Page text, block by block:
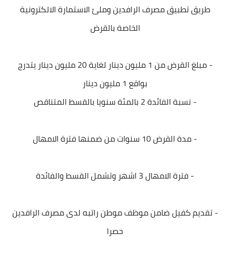
طريق تطبيق مصرف الرافدين وملئ الاستمارة الالكترونية
الخاصة بالقرض
- مبلغ القرض من 1 مليون دينار لغاية 20 مليون دينار يتدرج
بواقع 1 مليون دينار
- نسبة الفائدة 2 بالمئة سنويا بالقسط المتناقص
- مدة القرض 10 سنوات من ضمنها فترة الامهال
- فترة الامهال 3 اشهر وتشمل القسط والفائدة
- تقديم كفيل ضامن موظف موطن راتبه لدى مصرف الرافدين
حصرا